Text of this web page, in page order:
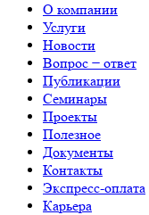
О компании
Услуги
Новости
Вопрос − ответ
Публикации
Семинары
Проекты
Полезное
Документы
Контакты
Экспресс-оплата
Карьера